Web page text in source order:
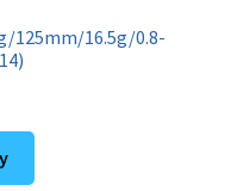
125mm/16.5g/0.8-